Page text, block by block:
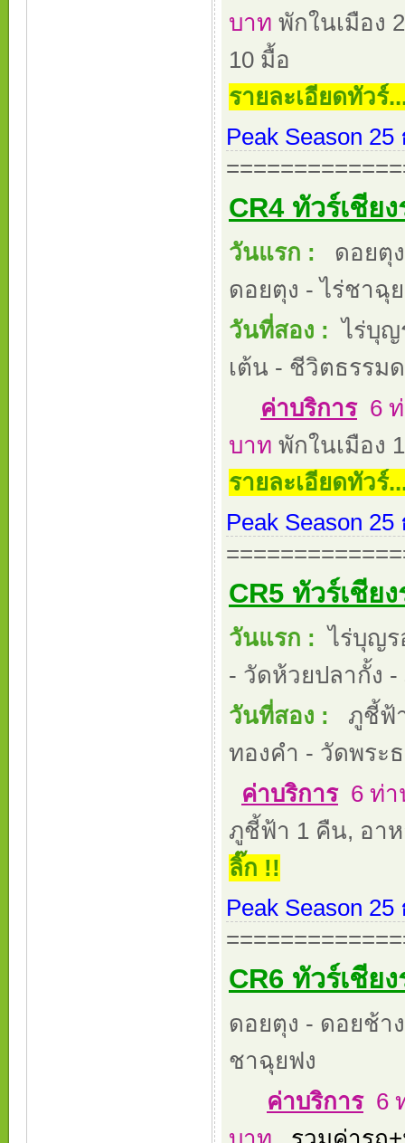
บาท พักในเมือง
10 มื้อ
รายละเอียดทัวร์
Peak Season
CR4 ทัวร์เชีย
วันแรก :
ดอยตุ
ดอยตุง - ไร่ชาฉุ
วันที่สอง : ไร่บุญ
เต้น - ชีวิตธรรม
ค่าบริการ6 ท่
บาท พักในเมือง
รายละเอียดทัวร์
Peak Season
CR5 ทัวร์เชีย
วันแรก : ไร่บุญร
- วัดห้วยปลากั้ง
วันที่สอง :
ภูชี้ฟ้
ทองคำ - วัดพระ
ค่าบริการ6 ท่า
ภูชี้ฟ้า 1 คืน, อา
ลิ๊ก !!
Peak Season
CR6 ทัวร์เชีย
ดอยตุง - ดอยช้า
ชาฉุยฟง
ค่าบริการ6